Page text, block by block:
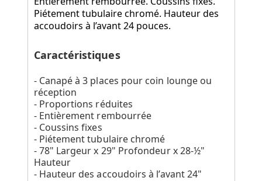
Piétement tubulaire chromé. Hauteur des
accoudoirs à l’avant 24 pouces.
Caractéristiques
- Canapé à 3 places pour coin lounge ou
réception
- Proportions réduites
- Entièrement rembourrée
- Coussins fixes
- Piétement tubulaire chromé
- 78" Largeur x 29" Profondeur x 28-½"
Hauteur
- Hauteur des accoudoirs à l’avant 24"